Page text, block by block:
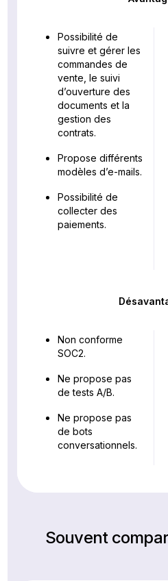
Possibilité de
suivre et gérer les
commandes de
vente, le suivi
d’ouverture des
documents et la
gestion des
contrats.
Propose différents
modèles d’e-mails.
Possibilité de
collecter des
paiements.
Non conforme
SOC2.
Ne propose pas
de tests A/B.
Ne propose pas
de bots
conversationnels.
Souvent